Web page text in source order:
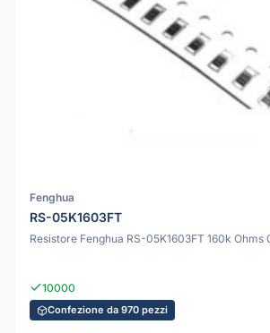
Fenghua
RS-05K1603FT
Resistore Fenghua RS-05K1603FT 160k Ohms
10000
Confezione da 970 pezzi